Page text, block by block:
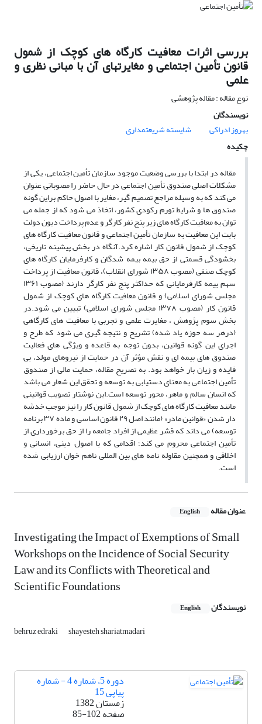
بررسی اثرات معافیت کارگاه های کوچک از شمول
قانون تأمین اجتماعی و مغایرتهای آن با مبانی نظری و
علمی
نوع مقاله : مقاله پژوهشی
نویسندگان
بهروز ادراکی
شایسته شریعتمداری
چکیده
مقاله در ابتدا با بررسی وضعیت موجود سازمان تأمین اجتماعی، یکی از
مشکلات اصلی صندوق تأمین اجتماعی در حال حاضر را مصوباتی عنوان
می کند که به وسیله مراجع تصمیم گیر، مغایر با اصول حاکم براین گونه
صندوق ها و شرایط تورم رکودی کشور، اتخاذ می شود که از جمله می
توان به معافیت کارگاه های زیر پنج نفر کارگر و عدم پرداخت دیون دولت
بابت این معافیت به سازمان تأمین اجتماعی و قانون معافیت کارگاه های
کوچک از شمول قانون کار اشاره کرد.آنگاه در بخش پیشینه تاریخی،
بخشودگی قسمتی از حق بیمه بیمه شدگان و کارفرمایان کارگاه های
کوچک صنفی (مصوب ۱۳۵۸ شورای انقلاب)، قانون معافیت از پرداخت
سهم بیمه کارفرمایانی که حداکثر پنج نفر کارگر دارند (مصوب ۱۳۶۱
مجلس شورای اسلامی) و قانون معافیت کارگاه های کوچک از شمول
قانون کار (مصوب ۱۳۷۸ مجلس شورای اسلامی) تبیین می شود.در
بخش سوم پژوهش ، مغایرت علمی و تجربی با معافیت های کارگاهی
(درهر سه حوزه یاد شده) تشریح و نتیجه گیری می شود که طرح و
اجرای این گونه قوانین، بدون توجه به قاعده و ویژگی های فعالیت
صندوق های بیمه ای و نقش مؤثر آن در حمایت از نیروهای مولد، بی
فایده و زیان بار خواهد بود. به تصریح مقاله، حمایت مالی از صندوق
تأمین اجتماعی به معنای دستیابی به توسعه و تحقق این شعار می باشد
که انسان سالم و ماهر، محور توسعه است.این نوشتار تصویب قوانینی
مانند معافیت کارگاه های کوچک از شمول قانون کار را نیز موجب خدشه
دار شدن «قوانین مادر» (مانند اصل ۲۹ قانون اساسی و ماده ۳۷ برنامه
توسعه) می داند که قشر عظیمی از افراد جامعه را از حق برخورداری از
تأمین اجتماعی محروم می کند؛ اقدامی که با اصول دینی، انسانی و
اخلاقی و همچنین مقاوله نامه های بین المللی ناهم خوان ارزیابی شده
است.
عنوان مقاله English
Investigating the Impact of Exemptions of Small
Workshops on the Incidence of Social Security
Law and its Conflicts with Theoretical and
Scientific Foundations
نویسندگان English
behruz edraki shayesteh shariatmadari
دوره 5، شماره 4 - شماره
پیاپی 15
زمستان 1382
صفحه85-102